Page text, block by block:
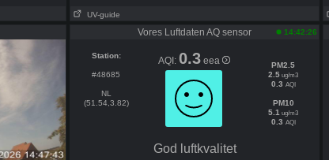
UV-guide
Vores Luftdaten AQ sensor 14:42:26
Station:
#48685
NL
(51.54,3.82)
AQI: 0.3 eea
PM2.5
2.5 ug/m3
0.3 AQI
PM10
5.1 ug/m3
0.3 AQI
God luftkvalitet